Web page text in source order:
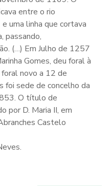
entre o rio
uma linha que cortava
passando,
(…) Em Julho de 1257
Gomes, deu foral à
novo a 12 de
sede de concelho da
O título de
por D. Maria II, em
Castelo